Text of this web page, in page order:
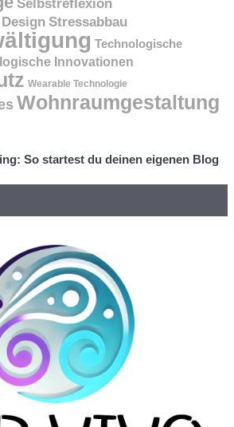
Selbstreflexion
Stressabbau
Technologische
Innovationen
Wearable Technologie
Wohnraumgestaltung
So startest du deinen eigenen Blog